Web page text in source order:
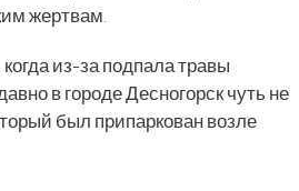
жертвам.
из-за подпала травы
в городе Десногорск чуть не
был припаркован возле